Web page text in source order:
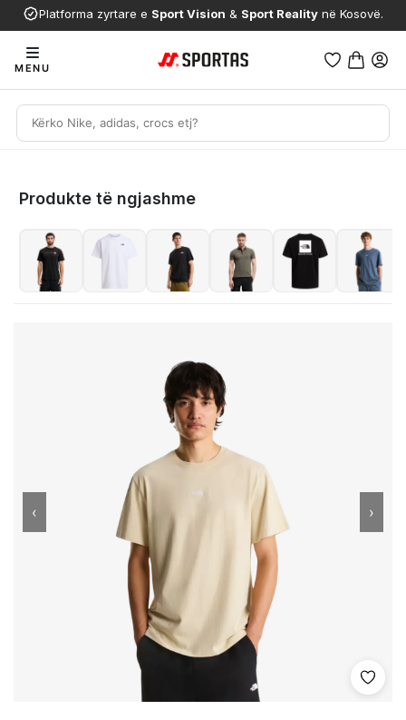
Platforma zyrtare e Sport Vision & Sport Reality në Kosovë.
MENU
Produkte të ngjashme
Shto
‹ ›